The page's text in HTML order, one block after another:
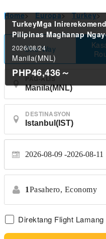
Home> Europa> Turkey>
One-Way
PAG-ALIS
DESTINASYON
2026-08-09 2026-08-11
1Pasahero, Economy
Direktang Flight Lamang
TurkeyMga
PilipinasMaghanap
2026/08/24
Manila(MNL)
PHP46,436～